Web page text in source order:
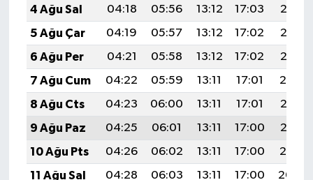
4 Ağu Sal
04:18 05:56 13:12 17:03
20:17
5 Ağu Çar
04:19 05:57 13:12 17:02
20:16
6 Ağu Per
04:21 05:58 13:12 17:02
20:15
7 Ağu Cum
04:22 05:59 13:11 17:01
20:14
8 Ağu Cts
04:23 06:00 13:11 17:01
20:13
9 Ağu Paz
04:25 06:01 13:11 17:00
20:12
10 Ağu Pts
04:26 06:02 13:11 17:00
20:10
11 Ağu Sal
04:28 06:03 13:11 17:00
20:09